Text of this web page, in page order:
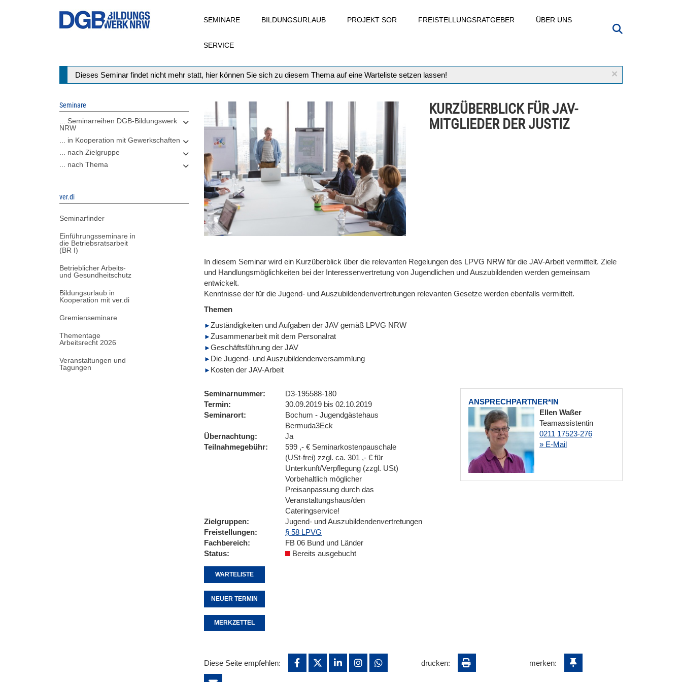
SEMINARE BILDUNGSURLAUB PROJEKT SOR FREISTELLUNGSRATGEBER ÜBER UNS
SERVICE
×
Statusmeldung
Dieses Seminar findet nicht mehr statt, hier können Sie sich zu diesem Thema auf eine Warteliste setzen lassen!
Seminare
... Seminarreihen DGB-Bildungswerk
NRW
... in Kooperation mit Gewerkschaften
... nach Zielgruppe
... nach Thema
ver.di
Seminarfinder
Einführungsseminare in
die Betriebsratsarbeit
(BR I)
Betrieblicher Arbeits-
und Gesundheitschutz
Bildungsurlaub in
Kooperation mit ver.di
Gremienseminare
Thementage
Arbeitsrecht 2026
Veranstaltungen und
Tagungen
KURZÜBERBLICK FÜR JAV-
MITGLIEDER DER JUSTIZ
In diesem Seminar wird ein Kurzüberblick über die relevanten Regelungen des LPVG NRW für die JAV-Arbeit vermittelt. Ziele
und Handlungsmöglichkeiten bei der Interessenvertretung von Jugendlichen und Auszubildenden werden gemeinsam
entwickelt.
Kenntnisse der für die Jugend- und Auszubildendenvertretungen relevanten Gesetze werden ebenfalls vermittelt.
Themen
Zuständigkeiten und Aufgaben der JAV gemäß LPVG NRW
Zusammenarbeit mit dem Personalrat
Geschäftsführung der JAV
Die Jugend- und Auszubildendenversammlung
Kosten der JAV-Arbeit
ANSPRECHPARTNER*IN
Ellen Waßer
Teamassistentin
0211 17523-276
» E-Mail
Seminarnummer
D3-195588-180
Termin
30.09.2019 bis 02.10.2019
Seminarort
Bochum - Jugendgästehaus
Bermuda3Eck
Übernachtung
Ja
Teilnahmegebühr
599 ,- € Seminarkostenpauschale
(USt-frei) zzgl. ca. 301 ,- € für
Unterkunft/Verpflegung (zzgl. USt)
Vorbehaltlich möglicher
Preisanpassung durch das
Veranstaltungshaus/den
Cateringservice!
Zielgruppen
Jugend- und Auszubildendenvertretungen
Freistellungen
§ 58 LPVG
Fachbereich
FB 06 Bund und Länder
Status
Bereits ausgebucht
WARTELISTE
NEUER TERMIN
MERKZETTEL
Diese Seite empfehlen: drucken: merken: